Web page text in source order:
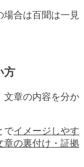
場合は百聞は一見
方
文章の内容を分か
でイメージしやす
章の裏付け・証拠